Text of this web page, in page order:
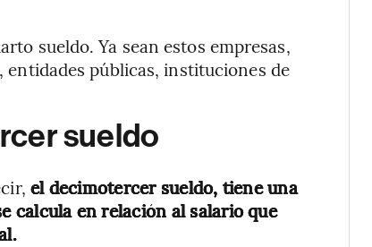
sueldo. Ya sean estos empresas,
públicas, instituciones de
sueldo
el decimotercer sueldo, tiene una
calcula en relación al salario que